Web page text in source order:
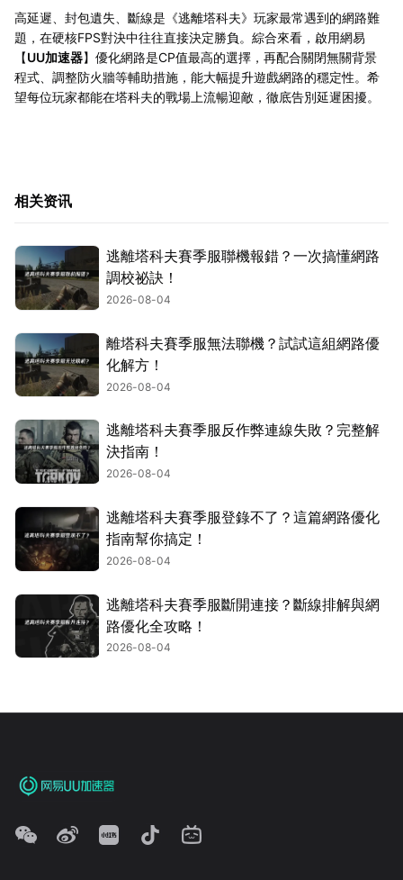
高延遲、封包遺失、斷線是《逃離塔科夫》玩家最常遇到的網路難
題，在硬核FPS對決中往往直接決定勝負。綜合來看，啟用網易
【UU加速器】優化網路是CP值最高的選擇，再配合關閉無關背景
程式、調整防火牆等輔助措施，能大幅提升遊戲網路的穩定性。希
望每位玩家都能在塔科夫的戰場上流暢迎敵，徹底告別延遲困擾。
相关资讯
逃離塔科夫賽季服聯機報錯？一次搞懂網路
調校祕訣！
2026-08-04
離塔科夫賽季服無法聯機？試試這組網路優
化解方！
2026-08-04
逃離塔科夫賽季服反作弊連線失敗？完整解
決指南！
2026-08-04
逃離塔科夫賽季服登錄不了？這篇網路優化
指南幫你搞定！
2026-08-04
逃離塔科夫賽季服斷開連接？斷線排解與網
路優化全攻略！
2026-08-04